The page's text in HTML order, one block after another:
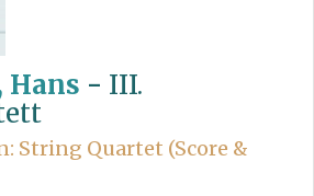
Hans - III.
String Quartet (Score &